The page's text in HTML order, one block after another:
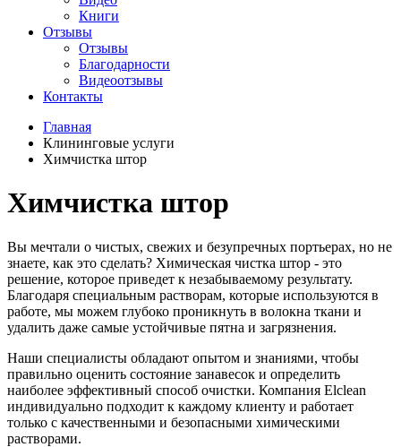
Книги
Отзывы
Отзывы
Благодарности
Видеоотзывы
Контакты
Главная
Клининговые услуги
Химчистка штор
Химчистка штор
Вы мечтали о чистых, свежих и безупречных портьерах, но не
знаете, как это сделать? Химическая чистка штор - это
решение, которое приведет к незабываемому результату.
Благодаря специальным растворам, которые используются в
работе, мы можем глубоко проникнуть в волокна ткани и
удалить даже самые устойчивые пятна и загрязнения.
Наши специалисты обладают опытом и знаниями, чтобы
правильно оценить состояние занавесок и определить
наиболее эффективный способ очистки. Компания Elclean
индивидуально подходит к каждому клиенту и работает
только с качественными и безопасными химическими
растворами.